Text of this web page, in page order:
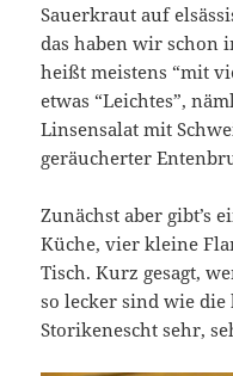
Sauerkraut auf
das haben wir schon
heißt meistens “mit
etwas “Leichtes”,
Linsensalat mit
geräucherter
Zunächst aber gibt’s
Küche, vier kleine
Tisch. Kurz gesagt,
so lecker sind wie
Storikenescht sehr,